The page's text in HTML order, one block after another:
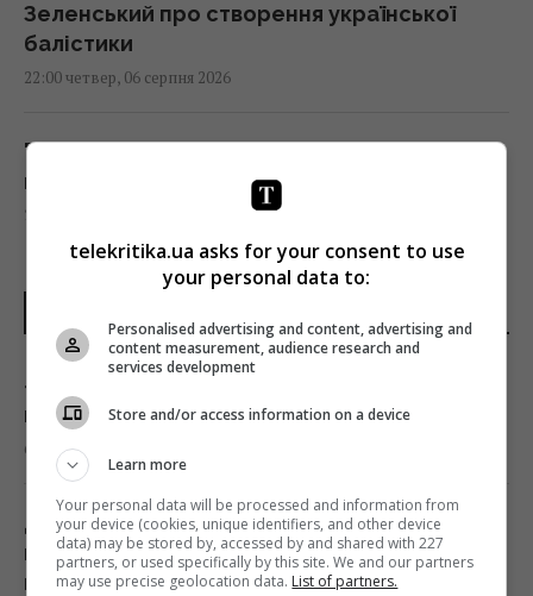
Зеленський про створення української
балістики
22:00 четвер, 06 серпня 2026
"Динамо" здобуло важливу перемогу у
кваліфікації Ліги конференцій
21:57 четвер, 06 серпня 2026
Анчоуси чи сардини: яка риба корисніша
21:47 четвер, 06 серпня 2026
В Україну може потрапити антидронова
ракета CM-70 з Канади, - ЗМІ
21:42 четвер, 06 серпня 2026
Чим Україна може знищувати "Іскандери":
експерти назвали єдиний реальний варіант
«Я не готовий»: чоловік путіністки Валерії
відкараскався від її сина-невдахи
6 серпня 2026, 23:26
Досвідчені туристи завжди кладуть у
валізу шапочку для душу: ось навіщо вона
потрібна
telekritika.ua asks for your consent to use
your personal data to:
Personalised advertising and content, advertising and
content measurement, audience research and
services development
Store and/or access information on a device
Learn more
Your personal data will be processed and information from
your device (cookies, unique identifiers, and other device
data) may be stored by, accessed by and shared with 227
partners, or used specifically by this site. We and our partners
may use precise geolocation data. List of partners.